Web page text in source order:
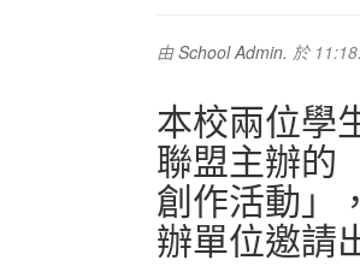
由School Admin. 於
本校兩位學
聯盟主辦的
創作活動」
辦單位邀請